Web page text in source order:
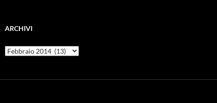
ARCHIVI
Archivi